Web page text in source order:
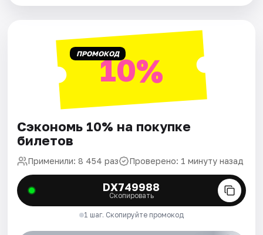
ПРОМОКОД10%
Сэкономь 10% на покупке
билетов
Применили: 8 454 раз Проверено: 1 минуту назад
DX749988
Скопировать
1 шаг. Скопируйте промокод